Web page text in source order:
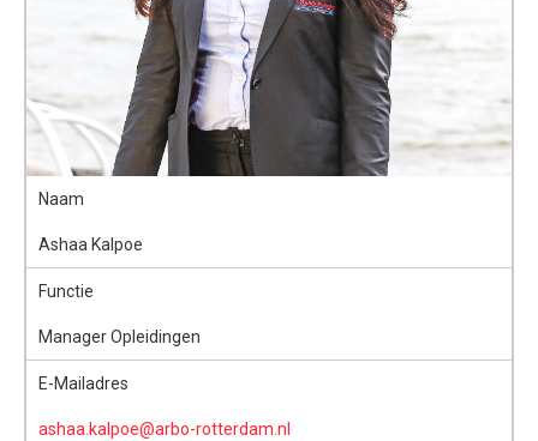
Naam
Ashaa Kalpoe
Functie
Manager Opleidingen
E-Mailadres
ashaa.kalpoe@arbo-rotterdam.nl